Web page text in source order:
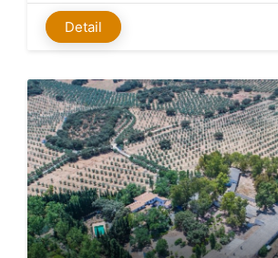
Detail